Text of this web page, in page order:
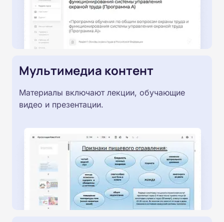
Мультимедиа контент
Материалы включают лекции, обучающие
видео и презентации.